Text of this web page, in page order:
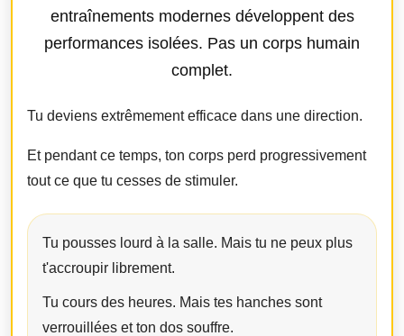
entraînements modernes développent des
performances isolées. Pas un corps humain
complet.
Tu deviens extrêmement efficace dans une direction.
Et pendant ce temps, ton corps perd progressivement
tout ce que tu cesses de stimuler.
Tu pousses lourd à la salle. Mais tu ne peux plus
t'accroupir librement.
Tu cours des heures. Mais tes hanches sont
verrouillées et ton dos souffre.